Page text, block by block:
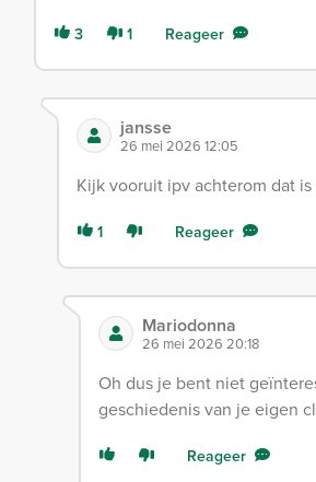
3 1 Reageer
jansse
26 mei 2026 12:05
Kijk vooruit ipv achterom dat
1 Reageer
Mariodonna
26 mei 2026 20:18
Oh dus je bent niet
geschiedenis van je eigen
Reageer